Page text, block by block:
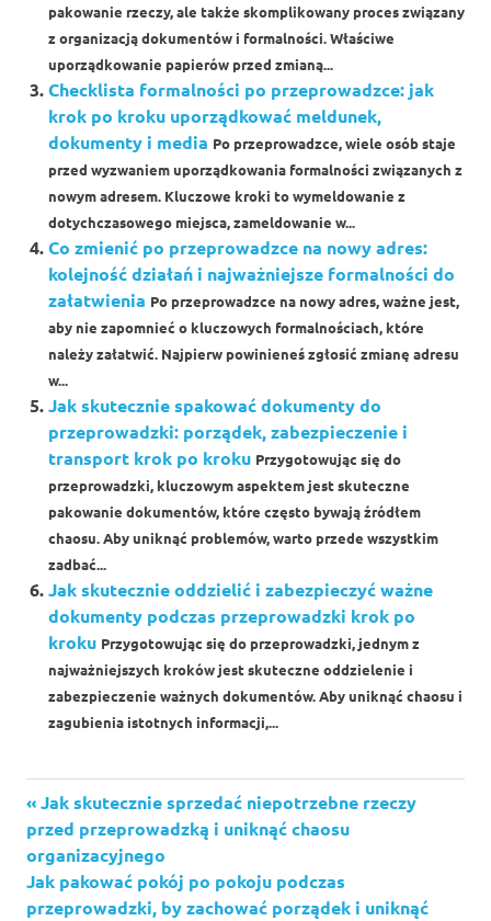
pakowanie rzeczy, ale także skomplikowany proces związany
z organizacją dokumentów i formalności. Właściwe
uporządkowanie papierów przed zmianą...
Checklista formalności po przeprowadzce: jak
krok po kroku uporządkować meldunek,
dokumenty i media Po przeprowadzce, wiele osób staje
przed wyzwaniem uporządkowania formalności związanych z
nowym adresem. Kluczowe kroki to wymeldowanie z
dotychczasowego miejsca, zameldowanie w...
Co zmienić po przeprowadzce na nowy adres:
kolejność działań i najważniejsze formalności do
załatwienia Po przeprowadzce na nowy adres, ważne jest,
aby nie zapomnieć o kluczowych formalnościach, które
należy załatwić. Najpierw powinieneś zgłosić zmianę adresu
w...
Jak skutecznie spakować dokumenty do
przeprowadzki: porządek, zabezpieczenie i
transport krok po kroku Przygotowując się do
przeprowadzki, kluczowym aspektem jest skuteczne
pakowanie dokumentów, które często bywają źródłem
chaosu. Aby uniknąć problemów, warto przede wszystkim
zadbać...
Jak skutecznie oddzielić i zabezpieczyć ważne
dokumenty podczas przeprowadzki krok po
kroku Przygotowując się do przeprowadzki, jednym z
najważniejszych kroków jest skuteczne oddzielenie i
zabezpieczenie ważnych dokumentów. Aby uniknąć chaosu i
zagubienia istotnych informacji,...
Nawigacja
wpisu
Previous
Post:
Jak skutecznie sprzedać niepotrzebne rzeczy
przed przeprowadzką i uniknąć chaosu
organizacyjnego
Next
Post:
Jak pakować pokój po pokoju podczas
przeprowadzki, by zachować porządek i uniknąć